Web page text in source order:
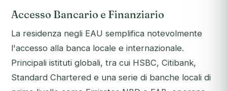
Accesso Bancario e Finanziario
La residenza negli EAU semplifica notevolmente
l'accesso alla banca locale e internazionale.
Principali istituti globali, tra cui HSBC, Citibank,
Standard Chartered e una serie di banche locali di